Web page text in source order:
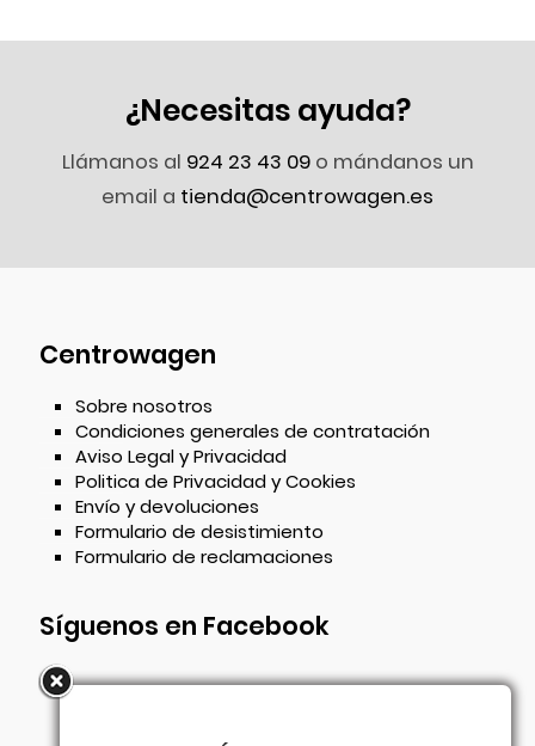
¿Necesitas ayuda?
Llámanos al 924 23 43 09o mándanos un
email a tienda@centrowagen.es
Centrowagen
Sobre nosotros
Condiciones generales de contratación
Aviso Legal y Privacidad
Politica de Privacidad y Cookies
Envío y devoluciones
Formulario de desistimiento
Formulario de reclamaciones
Síguenos en Facebook